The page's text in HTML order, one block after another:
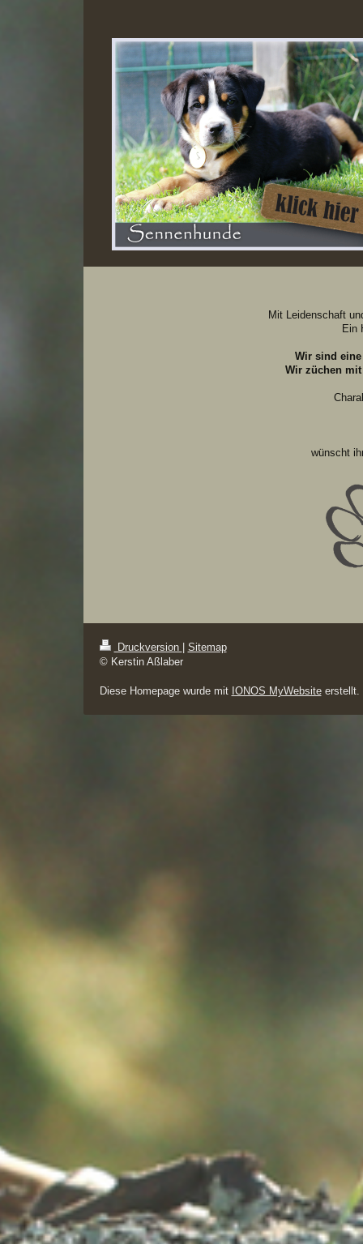
Mit Leidenschaft
Ein
Wir sind
Wir züchen
wünscht
Druckversion
Sitemap
© Kerstin Aßlaber
Diese Homepage wurde mit IONOS MyWebsiteerstellt.